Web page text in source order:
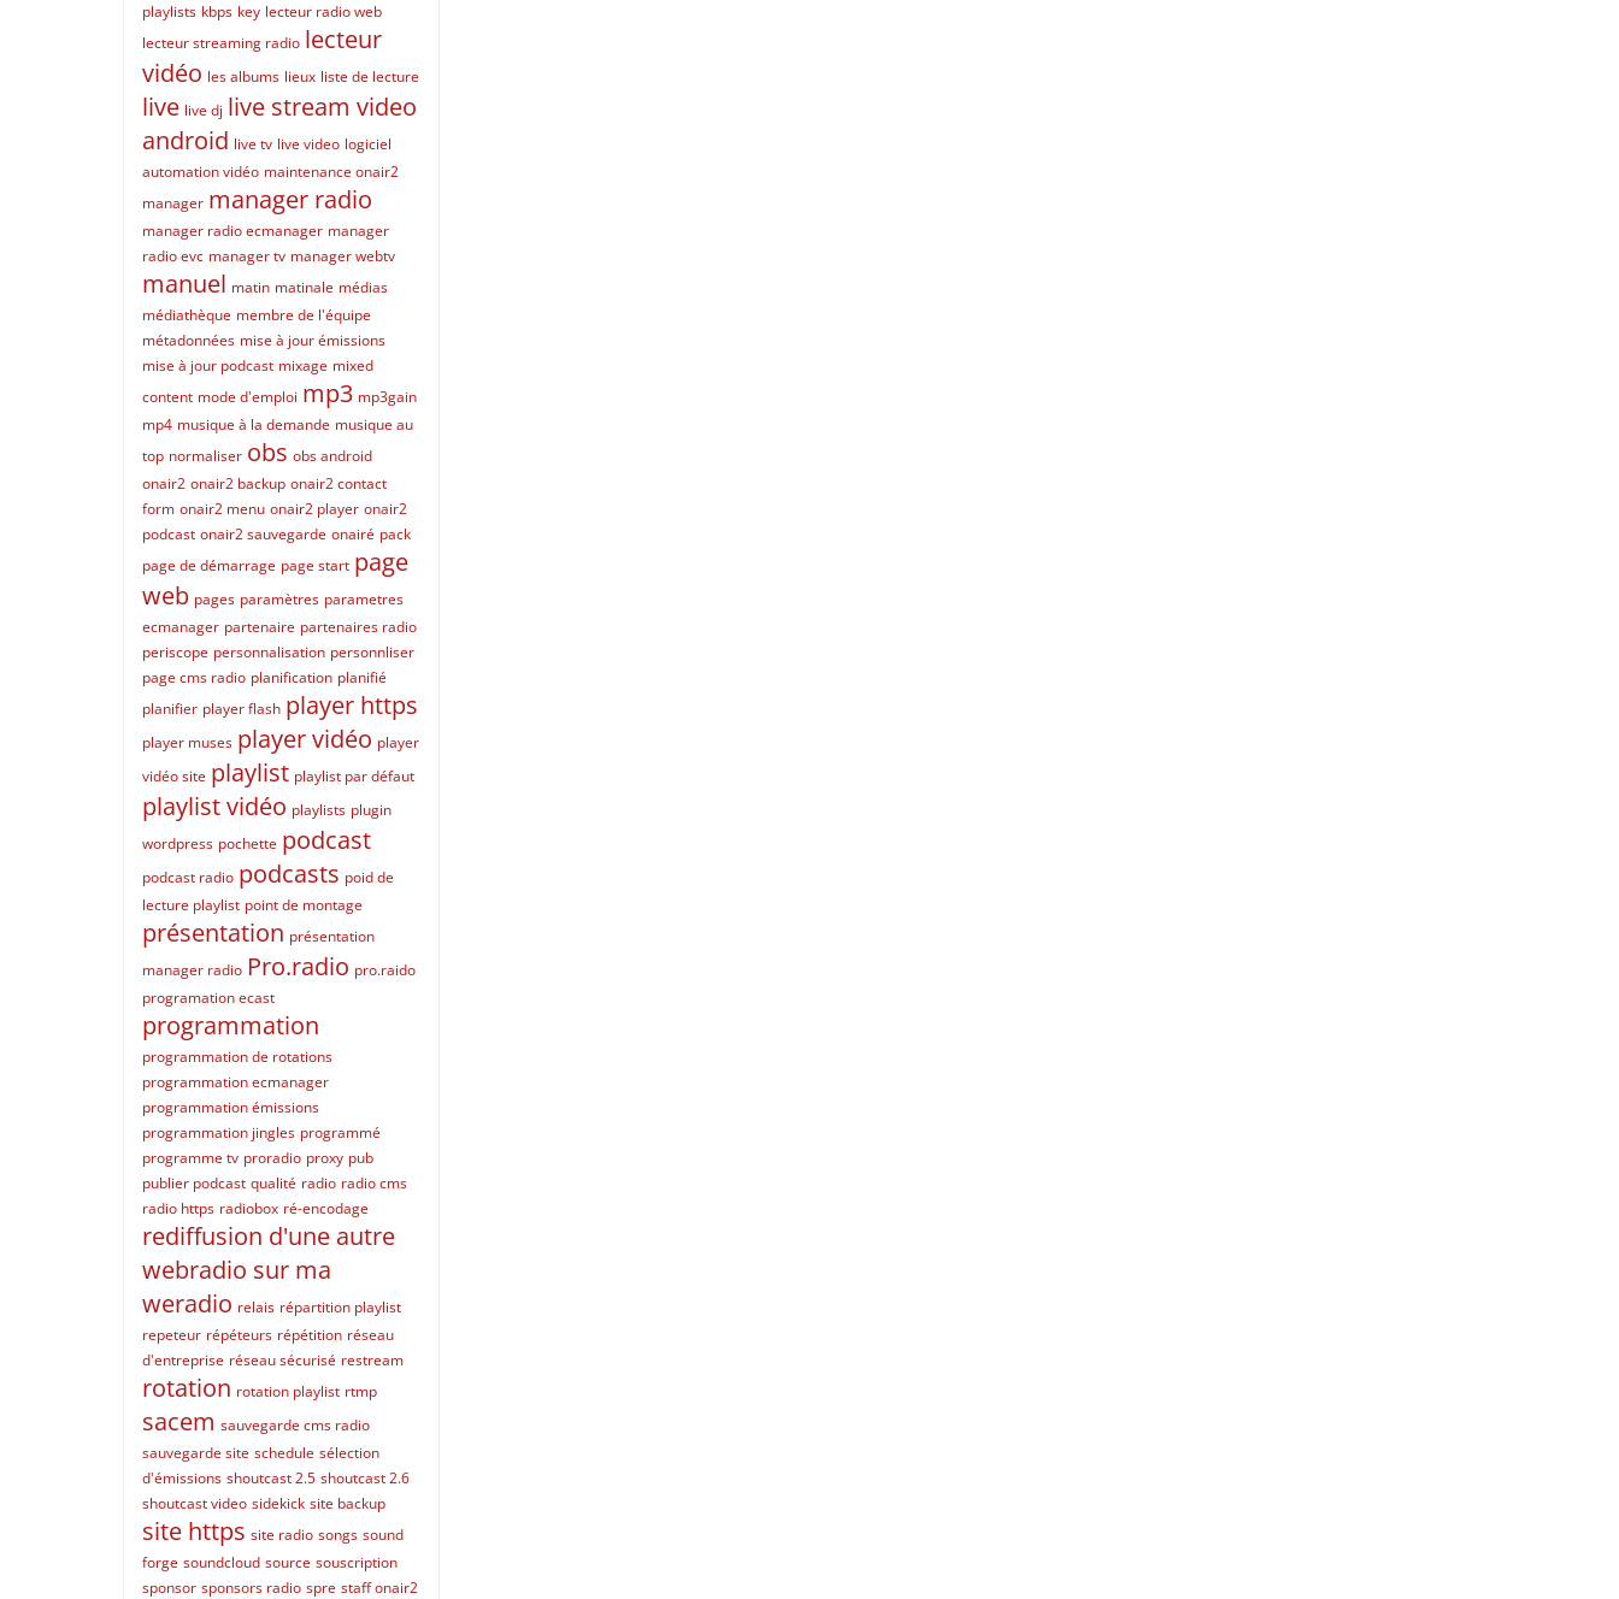
playlists kbps key lecteur radio web
lecteur streaming radio lecteur
vidéo les albums lieux liste de lecture
live live dj live stream video
android live tv live video logiciel
automation vidéo maintenance onair2
manager manager radio
manager radio ecmanager manager
radio evc manager tv manager webtv
manuel matin matinale médias
médiathèque membre de l'équipe
métadonnées mise à jour émissions
mise à jour podcast mixage mixed
content mode d'emploi mp3 mp3gain
mp4 musique à la demande musique au
top normaliser obs obs android
onair2 onair2 backup onair2 contact
form onair2 menu onair2 player onair2
podcast onair2 sauvegarde onairé pack
page de démarrage page start page
web pages paramètres parametres
ecmanager partenaire partenaires radio
periscope personnalisation personnliser
page cms radio planification planifié
planifier player flash player https
player muses player vidéo player
vidéo site playlist playlist par défaut
playlist vidéo playlists plugin
wordpress pochette podcast
podcast radio podcasts poid de
lecture playlist point de montage
présentation présentation
manager radio Pro.radio pro.raido
programation ecast
programmation
programmation de rotations
programmation ecmanager
programmation émissions
programmation jingles programmé
programme tv proradio proxy pub
publier podcast qualité radio radio cms
radio https radiobox ré-encodage
rediffusion d'une autre
webradio sur ma
weradio relais répartition playlist
repeteur répéteurs répétition réseau
d'entreprise réseau sécurisé restream
rotation rotation playlist rtmp
sacem sauvegarde cms radio
sauvegarde site schedule sélection
d'émissions shoutcast 2.5 shoutcast 2.6
shoutcast video sidekick site backup
site https site radio songs sound
forge soundcloud source souscription
sponsor sponsors radio spre staff onair2